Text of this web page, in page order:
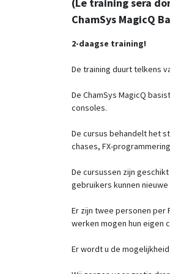
(Le training sera
ChamSys MagicQ
2-daagse training!
De training duurt telkens
De ChamSys MagicQ
consoles.
De cursus behandelt het
chases, FX-
De cursussen zijn
gebruikers kunnen
Er zijn twee personen per
werken mogen hun eigen
Er wordt u de